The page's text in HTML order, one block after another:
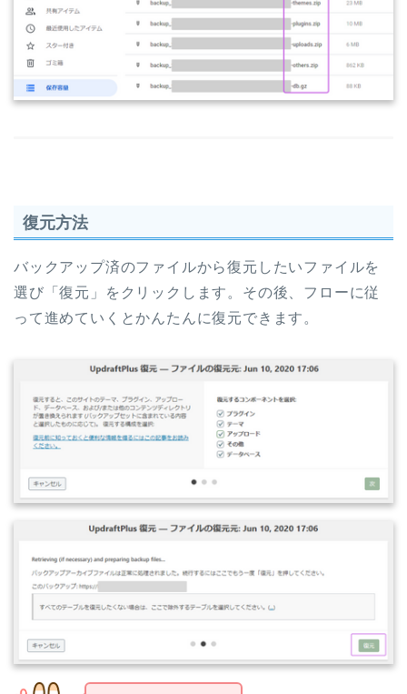
復元方法
バックアップ済のファイルから復元したいファイルを
選び「復元」をクリックします。その後、フローに従
って進めていくとかんたんに復元できます。